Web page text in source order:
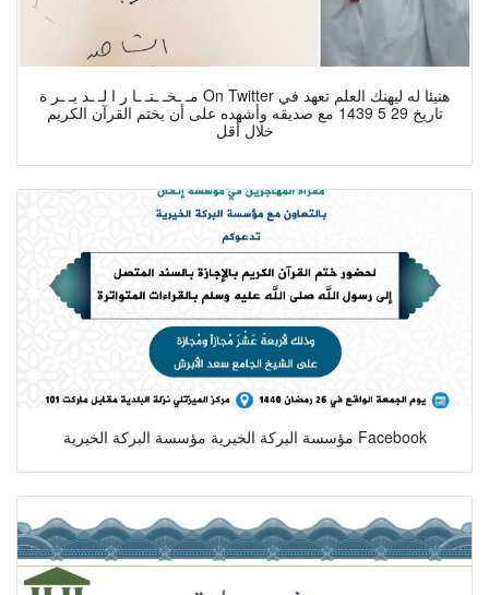
مـ ـخـ ـتـ ـا ر ا لـ ـد يـ ـر ة On Twitter هنيئا له ليهنك العلم تعهد في
تاريخ 29 5 1439 مع صديقه وأشهده على أن يختم القرآن الكريم
خلال أقل
مؤسسة البركة الخيرية مؤسسة البركة الخيرية Facebook